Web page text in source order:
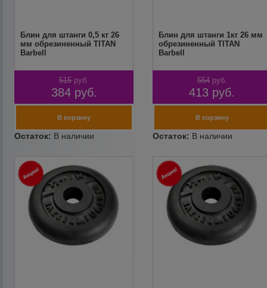
Блин для штанги 0,5 кг 26
мм обрезиненный TITAN
Barbell
515 руб.
384 руб.
Блин для штанги 1кг 26 мм
обрезиненный TITAN
Barbell
554 руб.
413 руб.